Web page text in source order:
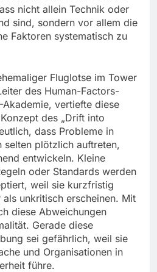
nicht allein Technik oder
sind, sondern vor allem die
Faktoren systematisch zu
Fluglotse im Tower
des Human-Factors-
Akademie, vertiefte diese
des „Drift into
dass Probleme in
selten plötzlich auftreten,
entwickeln. Kleine
oder Standards werden
weil sie kurzfristig
unkritisch erscheinen. Mit
diese Abweichungen
Gerade diese
sei gefährlich, weil sie
und Organisationen in
führe.